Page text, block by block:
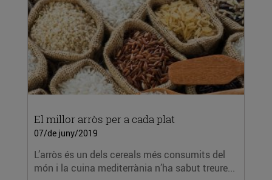
El millor arròs per a cada plat
07/de juny/2019
L’arròs és un dels cereals més consumits del
món i la cuina mediterrània n’ha sabut treure...